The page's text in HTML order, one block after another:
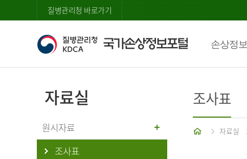
질병관리청 바로가기
손상정보
자료실
원시자료
조사표
조사표
홈 자료실